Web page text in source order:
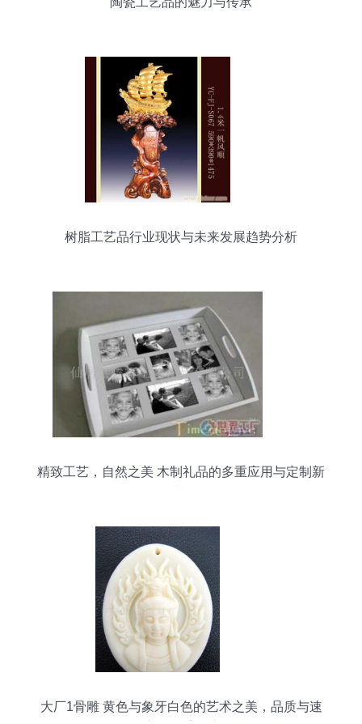
树脂工艺品行业现状与未来发展趋势分析
精致工艺，自然之美 木制礼品的多重应用与定制新
大厂1骨雕 黄色与象牙白色的艺术之美，品质与速